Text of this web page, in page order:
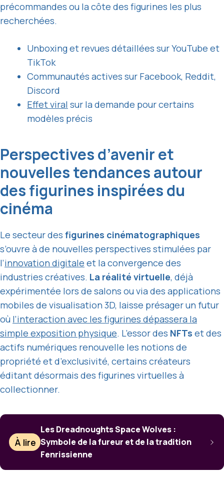
précommandes ou la côte des figurines les plus
recherchées.
Unboxing et revues détaillées sur YouTube et
TikTok
Communautés actives sur Facebook, Reddit,
Discord
Effet viral sur la demande pour certains
modèles précis
Perspectives d’avenir et
nouvelles tendances autour
des figurines inspirées du
cinéma
Le secteur des figurines cinématographiques
s’ouvre à de nouvelles perspectives stimulées par
l’innovation digitale et la convergence des
industries créatives. La réalité virtuelle, déjà
expérimentée lors de salons ou via des applications
mobiles de visualisation 3D, laisse présager un futur
où l’interaction avec les figurines dépassera la
simple exposition physique. L’essor des NFTs et des
actifs numériques renouvelle les notions de
propriété et d’exclusivité, certains créateurs
éditant désormais des figurines virtuelles à
collectionner.
À lire
Les Dreadnoughts Space Wolves :
Symbole de la fureur et de la tradition
Fenrissienne